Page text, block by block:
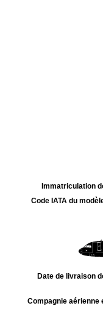
Immatriculation
Code IATA du
Date de livraison
Compagnie aérienne